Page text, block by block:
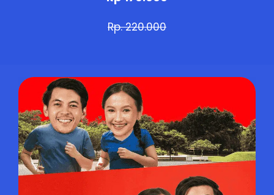
Rp. 220.000